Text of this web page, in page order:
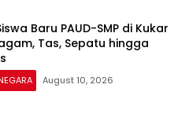
Baru PAUD-SMP di Kukar
Tas, Sepatu hingga
August 10, 2026